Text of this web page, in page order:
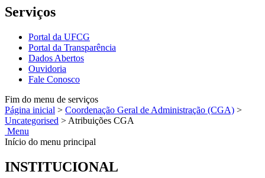
Serviços
Portal da UFCG
Portal da Transparência
Dados Abertos
Ouvidoria
Fale Conosco
Fim do menu de serviços
Página inicial > Coordenação Geral de Administração (CGA) >
Uncategorised > Atribuições CGA
Menu
Início do menu principal
INSTITUCIONAL